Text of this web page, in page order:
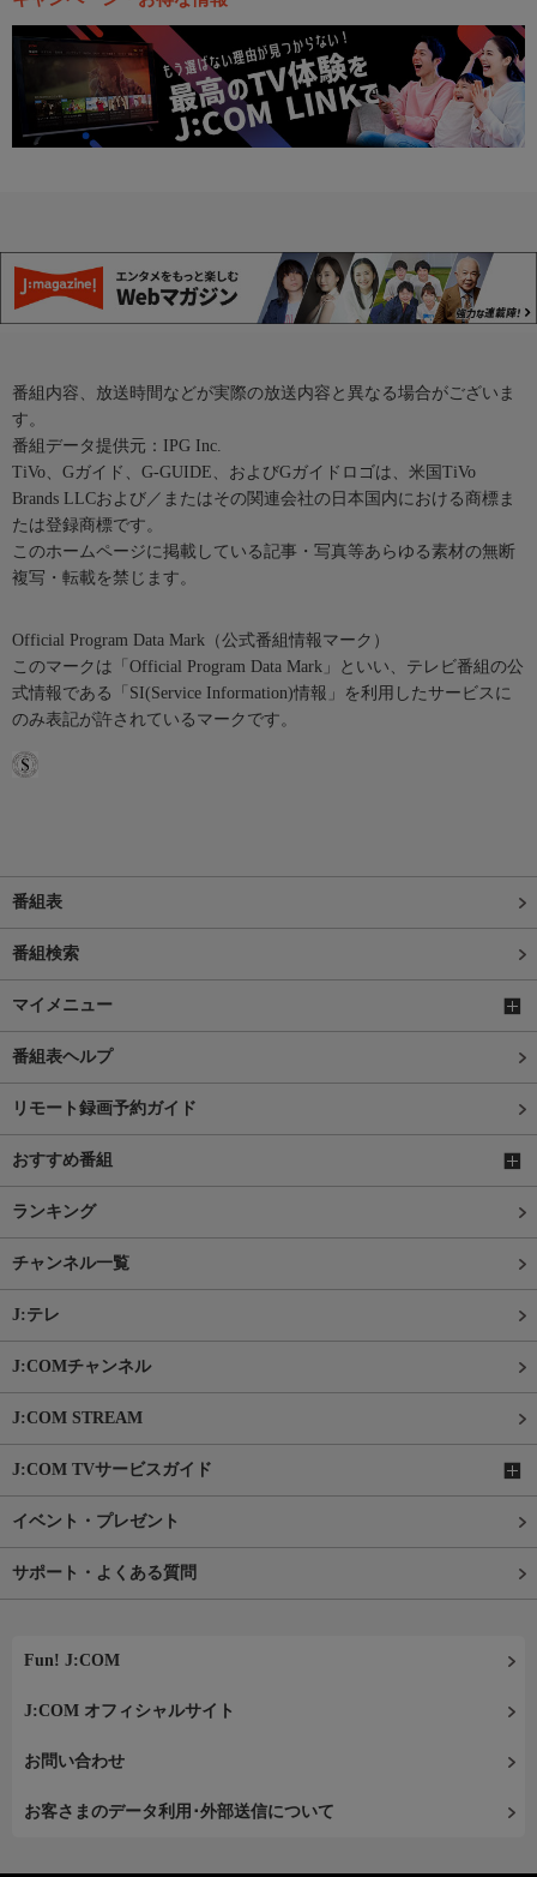
番組内容、放送時間などが実際の放送内容と異なる場合がございま
す。
番組データ提供元：IPG Inc.
TiVo、Gガイド、G-GUIDE、およびGガイドロゴは、米国TiVo
Brands LLCおよび／またはその関連会社の日本国内における商標ま
たは登録商標です。
このホームページに掲載している記事・写真等あらゆる素材の無断
複写・転載を禁じます。
Official Program Data Mark（公式番組情報マーク）
このマークは「Official Program Data Mark」といい、テレビ番組の公
式情報である「SI(Service Information)情報」を利用したサービスに
のみ表記が許されているマークです。
番組表
番組検索
マイメニュー
番組表ヘルプ
リモート録画予約ガイド
おすすめ番組
ランキング
チャンネル一覧
J:テレ
J:COMチャンネル
J:COM STREAM
J:COM TVサービスガイド
イベント・プレゼント
サポート・よくある質問
Fun! J:COM
J:COM オフィシャルサイト
お問い合わせ
お客さまのデータ利用･外部送信について